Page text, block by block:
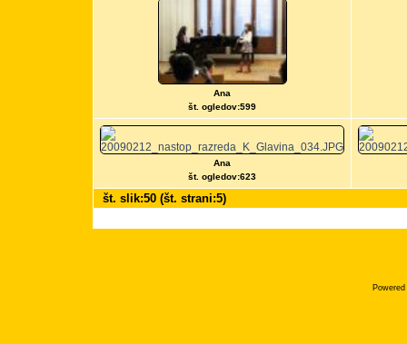
Ana
št. ogledov:599
Ana
št. ogledov:623
št. slik:50 (št. strani:5)